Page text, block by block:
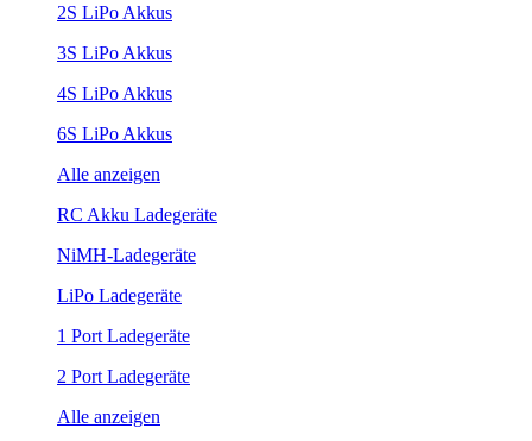
2S LiPo Akkus
3S LiPo Akkus
4S LiPo Akkus
6S LiPo Akkus
Alle anzeigen
RC Akku Ladegeräte
NiMH-Ladegeräte
LiPo Ladegeräte
1 Port Ladegeräte
2 Port Ladegeräte
Alle anzeigen